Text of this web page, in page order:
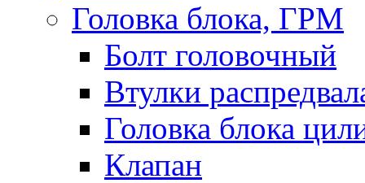
Головка блока, ГРМ
Болт головочный
Втулки
Головка блока
Клапан